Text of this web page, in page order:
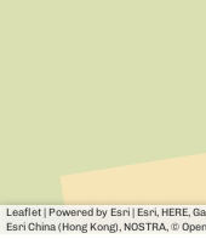
Leaflet | Powered by Esri | Esri, HERE,
Esri China (Hong Kong), NOSTRA, ©